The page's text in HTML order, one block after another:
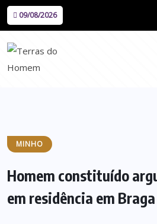
09/08/2026
MINHO
Homem constituído
em residência em Braga